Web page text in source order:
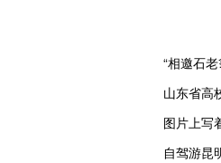
“相邀石
山东省高
图片上写
自驾游昆